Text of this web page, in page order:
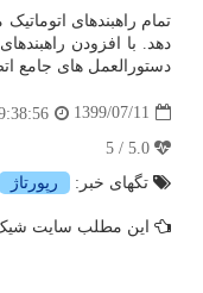
تمام راهبندهای
دهد. با افزودن
دستورالعمل های جامع
1399/07/11
تگهای خبر:
رپورتاژ
این مطلب سایت